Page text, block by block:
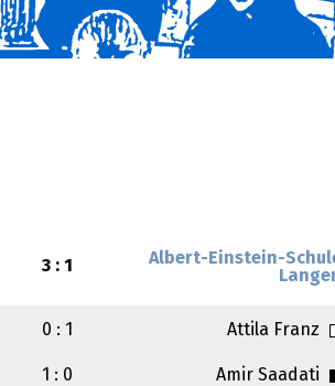
3 : 1
Albert-Einstein-
0 : 1 Attila Franz
1 : 0 Amir Saadati